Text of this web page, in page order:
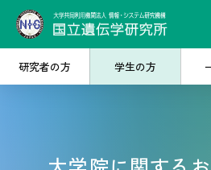
探したい
研究者の方 学生の方